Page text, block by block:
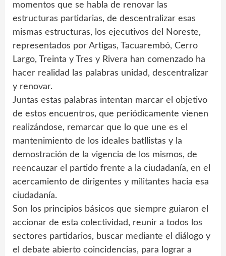
momentos que se habla de renovar las
estructuras partidarias, de descentralizar esas
mismas estructuras, los ejecutivos del Noreste,
representados por Artigas, Tacuarembó, Cerro
Largo, Treinta y Tres y Rivera han comenzado ha
hacer realidad las palabras unidad, descentralizar
y renovar.
Juntas estas palabras intentan marcar el objetivo
de estos encuentros, que periódicamente vienen
realizándose, remarcar que lo que une es el
mantenimiento de los ideales batllistas y la
demostración de la vigencia de los mismos, de
reencauzar el partido frente a la ciudadanía, en el
acercamiento de dirigentes y militantes hacia esa
ciudadanía.
Son los principios básicos que siempre guiaron el
accionar de esta colectividad, reunir a todos los
sectores partidarios, buscar mediante el diálogo y
el debate abierto coincidencias, para lograr a